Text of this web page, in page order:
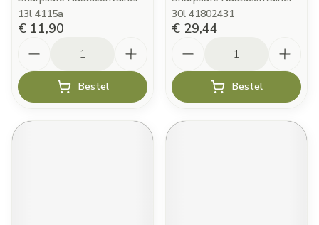
13l 4115a
€ 11,90
Bestel
30l 41802431
€ 29,44
Bestel